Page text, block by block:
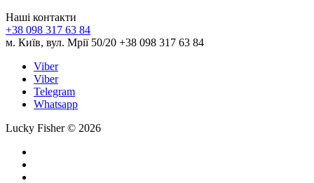
Наші контакти
+38 098 317 63 84
м. Київ, вул. Мрії 50/20 +38 098 317 63 84
Viber
Viber
Telegram
Whatsapp
Lucky Fisher © 2026